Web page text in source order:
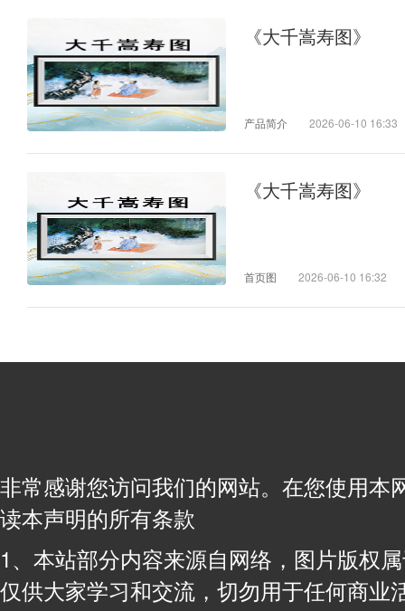
《大千嵩寿图》
产品简介 2026-06-10 16:33
《大千嵩寿图》
首页图 2026-06-10 16:32
非常感谢您访问我们的网站。在您使用本
读本声明的所有条款
1、本站部分内容来源自网络，图片版权
仅供大家学习和交流，切勿用于任何商业